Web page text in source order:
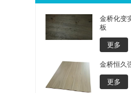
金桥化变
板
更多
金桥恒久
更多